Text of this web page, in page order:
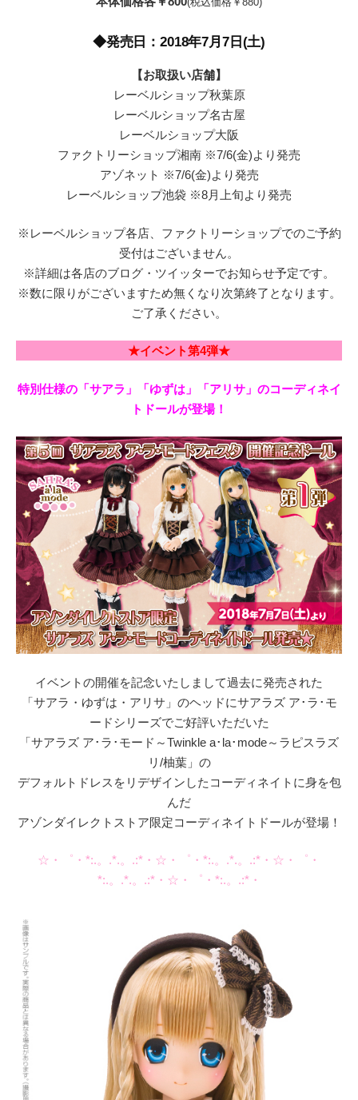
◆発売日：2018年7月7日(土)
【お取扱い店舗】
レーベルショップ秋葉原
レーベルショップ名古屋
レーベルショップ大阪
ファクトリーショップ湘南 ※7/6(金)より発売
アゾネット ※7/6(金)より発売
レーベルショップ池袋 ※8月上旬より発売
※レーベルショップ各店、ファクトリーショップでのご予約
受付はございません。
※詳細は各店のブログ・ツイッターでお知らせ予定です。
※数に限りがございますため無くなり次第終了となります。
ご了承ください。
★イベント第4弾★
特別仕様の「サアラ」「ゆずは」「アリサ」のコーディネイ
トドールが登場！
イベントの開催を記念いたしまして過去に発売された
「サアラ・ゆずは・アリサ」のヘッドにサアラズ ア･ラ･モ
ードシリーズでご好評いただいた
「サアラズ ア･ラ･モード～Twinkle a･la･mode～ラピスラズ
リ/柚葉」の
デフォルトドレスをリデザインしたコーディネイトに身を包
んだ
アゾンダイレクトストア限定コーディネイトドールが登場！
☆・゜・*:.。.*.。.:*・☆・゜・*:.。.*.。.:*・☆・゜・
*:.。.*.。.:*・☆・゜・*:.。.:*・